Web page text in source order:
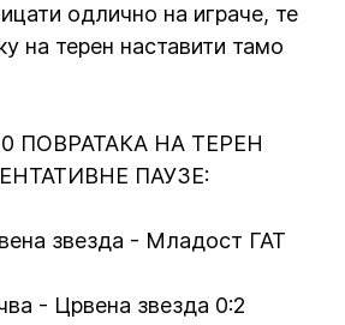
одлично на играче, те
на терен наставити тамо
ПОВРАТАКА НА ТЕРЕН
ПАУЗЕ:
звезда - Младост ГАТ
- Црвена звезда 0:2